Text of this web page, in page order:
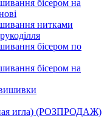
бісером на
нитками
бісером по
бісером на
игла) (РОЗПРОДАЖ)